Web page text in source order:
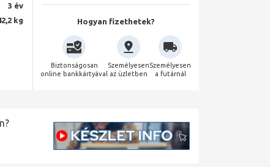
3 év
kg Hogyan fizethetek?
Biztonságosan
online bankkártyával
Személyesen
az üzletben
Személyesen
a futárnál